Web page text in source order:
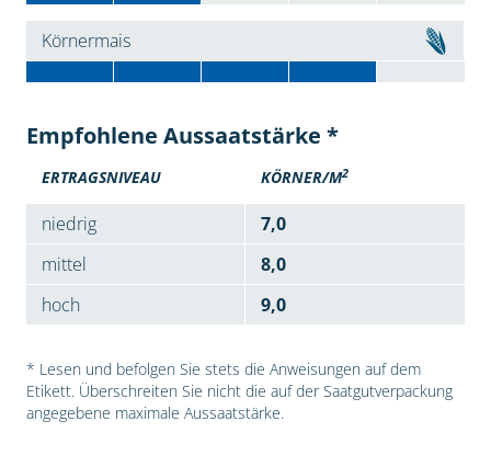
Körnermais
Empfohlene Aussaatstärke *
ERTRAGSNIVEAU KÖRNER/M2
niedrig
7,0
mittel
8,0
hoch
9,0
* Lesen und befolgen Sie stets die Anweisungen auf dem
Etikett. Überschreiten Sie nicht die auf der Saatgutverpackung
angegebene maximale Aussaatstärke.